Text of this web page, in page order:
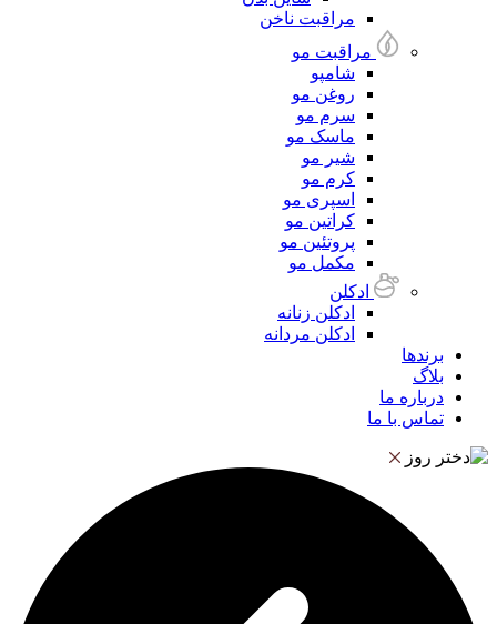
مراقبت ناخن
مراقبت مو
شامپو
روغن مو
سرم مو
ماسک مو
شیر مو
کرم مو
اسپری مو
کراتین مو
پروتئین مو
مکمل مو
ادکلن
ادکلن زنانه
ادکلن مردانه
برندها
بلاگ
درباره ما
تماس با ما